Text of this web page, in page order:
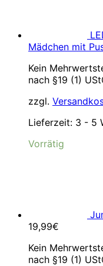
Mädchen mit
Kein
nach §19 (1)
zzgl.
Lieferzeit: 3 - 5
Vorrätig
19,99€
Kein
nach §19 (1)